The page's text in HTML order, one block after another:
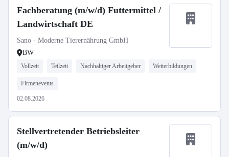
Fachberatung (m/w/d) Futtermittel /
Landwirtschaft DE
Sano - Moderne Tierernährung GmbH
BW
Vollzeit Teilzeit Nachhaltiger Arbeitgeber Weiterbildungen
Firmenevents
02.08.2026
Stellvertretender Betriebsleiter
(m/w/d)